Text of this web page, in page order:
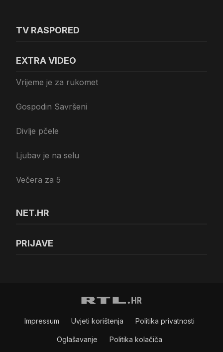
TV RASPORED
EXTRA VIDEO
Vrijeme je za rukomet
Gospodin Savršeni
Divlje pčele
Ljubav je na selu
Večera za 5
NET.HR
PRIJAVE
Impressum Uvjeti korištenja Politika privatnosti
Oglašavanje Politika kolačiča